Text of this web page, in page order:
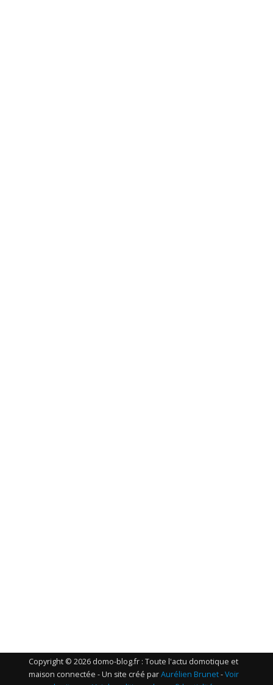
Copyright © 2026 domo-blog.fr : Toute l'actu domotique et
maison connectée - Un site créé parAurélien Brunet-Voir